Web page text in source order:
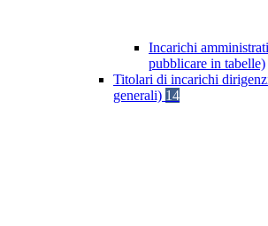
Incarichi
pubblicare in tabelle)
Titolari di incarichi
generali) 14